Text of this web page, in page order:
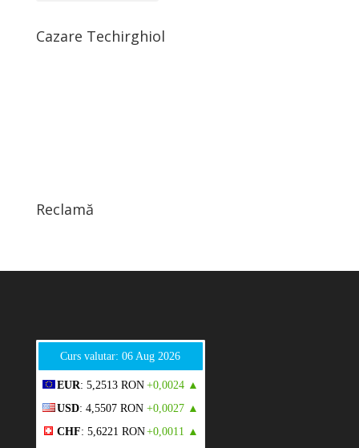
Cazare Techirghiol
Reclamă
Curs valutar: 06 Aug 2026
EUR: 5,2513 RON +0,0024 ▲
USD: 4,5507 RON +0,0027 ▲
CHF: 5,6221 RON+0,0011 ▲